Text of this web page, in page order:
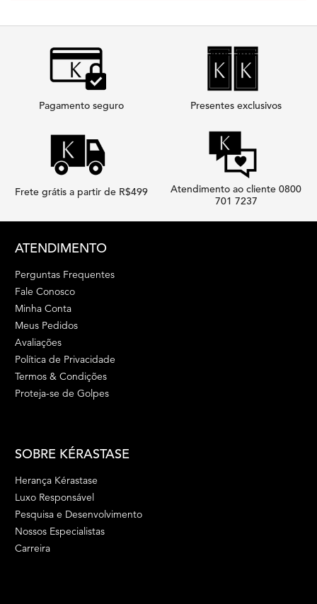
Pagamento seguro Presentes exclusivos
Frete grátis a partir de R$499
Atendimento ao cliente 0800
701 7237
ATENDIMENTO
Perguntas Frequentes
Fale Conosco
Minha Conta
Meus Pedidos
Avaliações
Política de Privacidade
Termos & Condições
Proteja-se de Golpes
SOBRE KÉRASTASE
Herança Kérastase
Luxo Responsável
Pesquisa e Desenvolvimento
Nossos Especialistas
Carreira